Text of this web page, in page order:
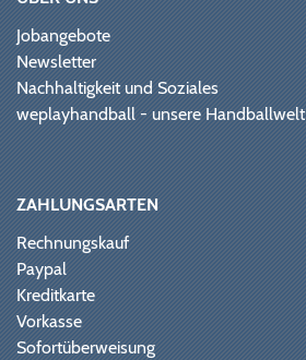
Jobangebote
Newsletter
Nachhaltigkeit und Soziales
weplayhandball - unsere Handballwelt
ZAHLUNGSARTEN
Rechnungskauf
Paypal
Kreditkarte
Vorkasse
Sofortüberweisung